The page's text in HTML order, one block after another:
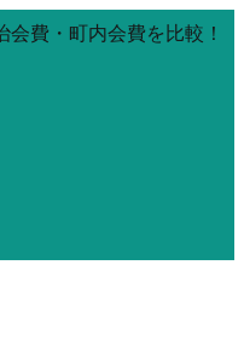
会費・町内会費を比較！